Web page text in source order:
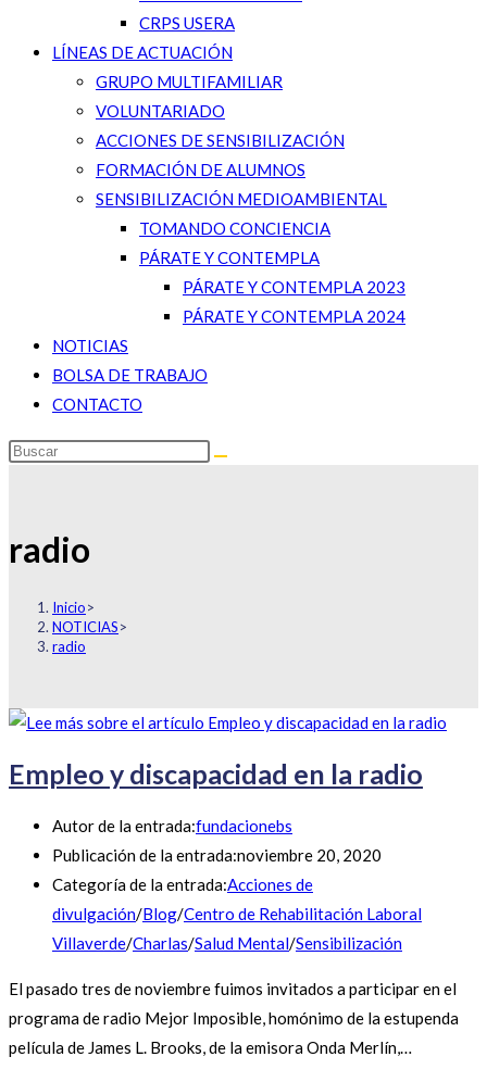
CRPS USERA
LÍNEAS DE ACTUACIÓN
GRUPO MULTIFAMILIAR
VOLUNTARIADO
ACCIONES DE SENSIBILIZACIÓN
FORMACIÓN DE ALUMNOS
SENSIBILIZACIÓN MEDIOAMBIENTAL
TOMANDO CONCIENCIA
PÁRATE Y CONTEMPLA
PÁRATE Y CONTEMPLA 2023
PÁRATE Y CONTEMPLA 2024
NOTICIAS
BOLSA DE TRABAJO
CONTACTO
radio
Inicio>
NOTICIAS>
radio
Empleo y discapacidad en la radio
Autor de la entrada:fundacionebs
Publicación de la entrada:noviembre 20, 2020
Categoría de la entrada:Acciones de
divulgación/Blog/Centro de Rehabilitación Laboral
Villaverde/Charlas/Salud Mental/Sensibilización
El pasado tres de noviembre fuimos invitados a participar en el
programa de radio Mejor Imposible, homónimo de la estupenda
película de James L. Brooks, de la emisora Onda Merlín,…